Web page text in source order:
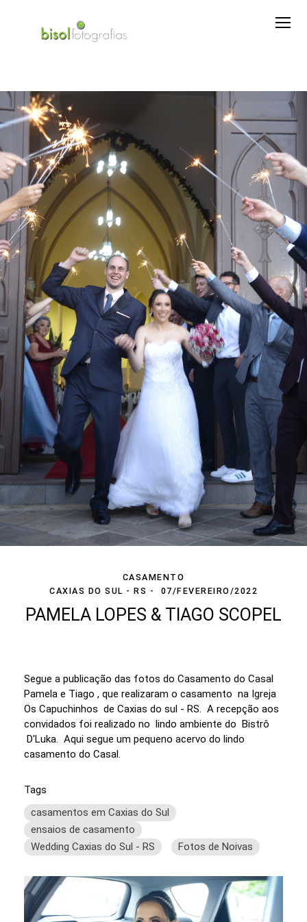
CASAMENTO
CAXIAS DO SUL - RS
07/FEVEREIRO/2022
PAMELA LOPES & TIAGO SCOPEL
Segue a publicação das fotos do Casamento do Casal
Pamela e Tiago , que realizaram o casamento na Igreja
Os Capuchinhos de Caxias do sul - RS. A recepção aos
convidados foi realizado no lindo ambiente do Bistrô
D'Luka. Aqui segue um pequeno acervo do lindo
casamento do Casal.
Tags
casamentos em Caxias do Sul
ensaios de casamento
Wedding Caxias do Sul - RS
Fotos de Noivas